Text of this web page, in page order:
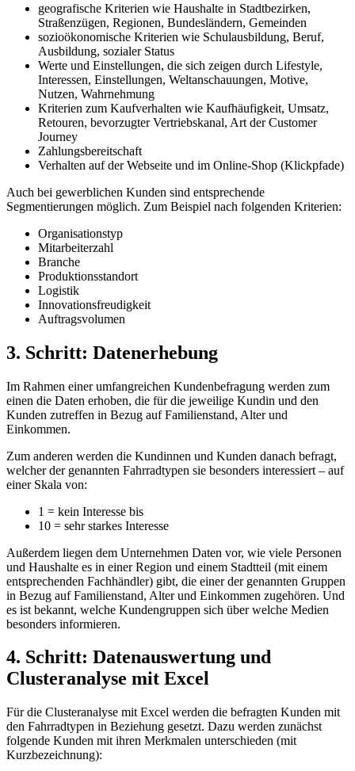
geografische Kriterien wie Haushalte in Stadtbezirken,
Straßenzügen, Regionen, Bundesländern, Gemeinden
sozioökonomische Kriterien wie Schulausbildung, Beruf,
Ausbildung, sozialer Status
Werte und Einstellungen, die sich zeigen durch Lifestyle,
Interessen, Einstellungen, Weltanschauungen, Motive,
Nutzen, Wahrnehmung
Kriterien zum Kaufverhalten wie Kaufhäufigkeit, Umsatz,
Retouren, bevorzugter Vertriebskanal, Art der Customer
Journey
Zahlungsbereitschaft
Verhalten auf der Webseite und im Online-Shop (Klickpfade)
Auch bei gewerblichen Kunden sind entsprechende
Segmentierungen möglich. Zum Beispiel nach folgenden Kriterien:
Organisationstyp
Mitarbeiterzahl
Branche
Produktionsstandort
Logistik
Innovationsfreudigkeit
Auftragsvolumen
3. Schritt: Datenerhebung
Im Rahmen einer umfangreichen Kundenbefragung werden zum
einen die Daten erhoben, die für die jeweilige Kundin und den
Kunden zutreffen in Bezug auf Familienstand, Alter und
Einkommen.
Zum anderen werden die Kundinnen und Kunden danach befragt,
welcher der genannten Fahrradtypen sie besonders interessiert – auf
einer Skala von:
1 = kein Interesse bis
10 = sehr starkes Interesse
Außerdem liegen dem Unternehmen Daten vor, wie viele Personen
und Haushalte es in einer Region und einem Stadtteil (mit einem
entsprechenden Fachhändler) gibt, die einer der genannten Gruppen
in Bezug auf Familienstand, Alter und Einkommen zugehören. Und
es ist bekannt, welche Kundengruppen sich über welche Medien
besonders informieren.
4. Schritt: Datenauswertung und
Clusteranalyse mit Excel
Für die Clusteranalyse mit Excel werden die befragten Kunden mit
den Fahrradtypen in Beziehung gesetzt. Dazu werden zunächst
folgende Kunden mit ihren Merkmalen unterschieden (mit
Kurzbezeichnung):